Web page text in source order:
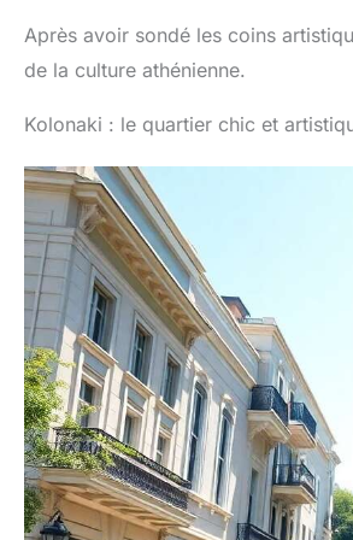
Après avoir sondé les coins
de la culture athénienne.
Kolonaki : le quartier chic et